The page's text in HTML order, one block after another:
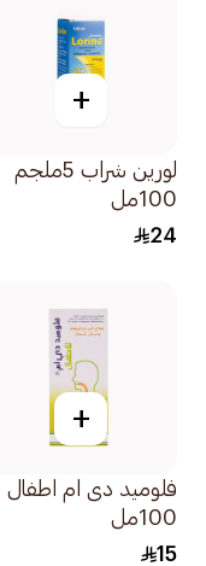
+
لورين شراب 5ملجم
100مل
24
+
فلوميد دى ام اطفال
100مل
15